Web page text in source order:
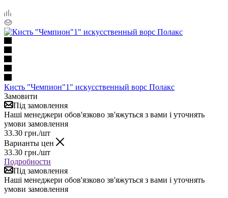
Кисть "Чемпион"1" искусственный ворс Полакс
Замовити
Під замовлення
Наші менеджери обов'язково зв'яжуться з вами і уточнять
умови замовлення
33.30 грн./шт
Варианты цен
33.30 грн./шт
Подробности
Під замовлення
Наші менеджери обов'язково зв'яжуться з вами і уточнять
умови замовлення